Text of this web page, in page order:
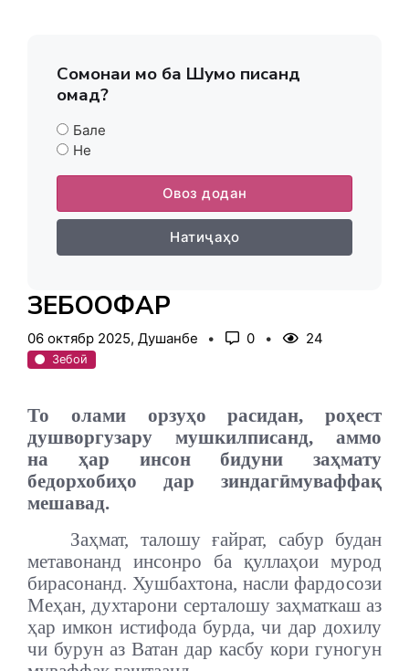
Сомонаи мо ба Шумо писанд
омад?
Бале
Не
Овоз додан
Натиҷаҳо
ЗЕБООФАР
06 октябр 2025, Душанбе 0 24
Зебоӣ
То олами орзуҳо расидан, роҳест
душворгузару мушкилписанд, аммо
на ҳар инсон бидуни заҳмату
бедорхобиҳо дар зиндагӣмуваффақ
мешавад.
Заҳмат, талошу ғайрат, сабур будан
метавонанд инсонро ба қуллаҳои мурод
бирасонанд. Хушбахтона, насли фардосози
Меҳан, духтарони серталошу заҳматкаш аз
ҳар имкон истифода бурда, чи дар дохилу
чи бурун аз Ватан дар касбу кори гуногун